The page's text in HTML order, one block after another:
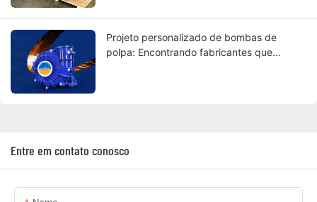
Projeto personalizado de bombas de
polpa: Encontrando fabricantes que
Entre em contato conosco